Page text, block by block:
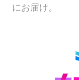
にお届け。